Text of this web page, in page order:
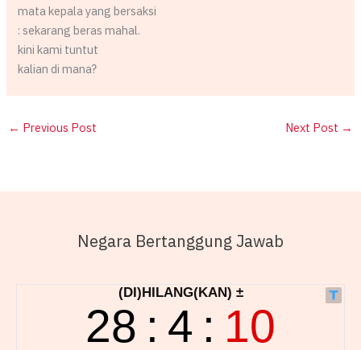
mata kepala yang bersaksi
: sekarang beras mahal.
kini kami tuntut
kalian di mana?
← Previous Post Next Post →
Negara Bertanggung Jawab